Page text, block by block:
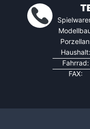
Haushalt:
Fahrrad:
FAX: